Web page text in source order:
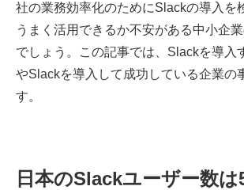
社の業務効率化のためにSlackの導入を
うまく活用できるか不安がある中小企
でしょう。この記事では、Slackを導入
やSlackを導入して成功している企業の
す。
日本のSlackユーザー数は